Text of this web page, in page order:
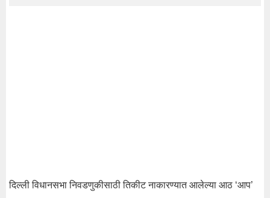
दिल्ली विधानसभा निवडणुकीसाठी तिकीट नाकारण्यात आलेल्या आठ ‘आप’